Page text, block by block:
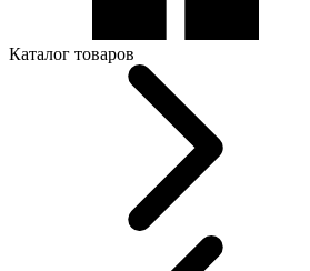
Каталог товаров